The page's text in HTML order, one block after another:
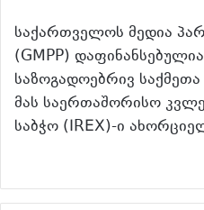
საქართველოს მედია
(GMPP)
საზოგადოებრივ
მას საერთაშორისო
საბჭო (IREX)-ი